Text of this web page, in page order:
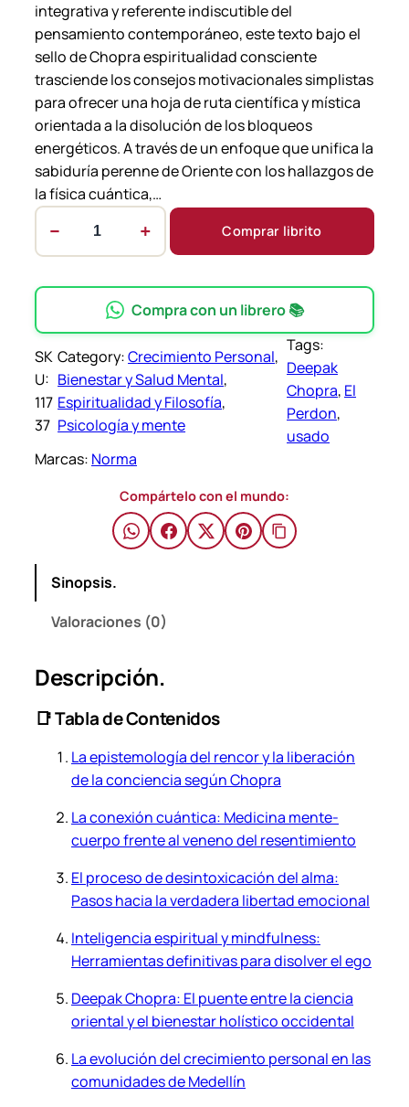
integrativa y referente indiscutible del
pensamiento contemporáneo, este texto bajo el
sello de Chopra espiritualidad consciente
trasciende los consejos motivacionales simplistas
para ofrecer una hoja de ruta científica y mística
orientada a la disolución de los bloqueos
energéticos. A través de un enfoque que unifica la
sabiduría perenne de Oriente con los hallazgos de
la física cuántica,…
P
r
d
o
n
–
e
k
h
r
.
− + Comprar librito
Compra con un librero 📚
SK
U:
117
37
Category:Crecimiento Personal
Bienestar y Salud Mental
Espiritualidad y Filosofía
Psicología y mente
Tags:
Deepak
Chopra, El
Perdon
usado
Marcas: Norma
Compártelo con el mundo:
Sinopsis.
Valoraciones (0)
Descripción.
📑 Tabla de Contenidos
La epistemología del rencor y la liberación
de la conciencia según Chopra
La conexión cuántica: Medicina mente-
cuerpo frente al veneno del resentimiento
El proceso de desintoxicación del alma:
Pasos hacia la verdadera libertad emocional
Inteligencia espiritual y mindfulness:
Herramientas definitivas para disolver el ego
Deepak Chopra: El puente entre la ciencia
oriental y el bienestar holístico occidental
La evolución del crecimiento personal en las
comunidades de Medellín